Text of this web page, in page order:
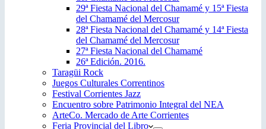
29ª Fiesta Nacional del Chamamé y 15ª Fiesta
del Chamamé del Mercosur
28ª Fiesta Nacional del Chamamé y 14ª Fiesta
del Chamamé del Mercosur
27ª Fiesta Nacional del Chamamé
26ª Edición. 2016.
Taragüi Rock
Juegos Culturales Correntinos
Festival Corrientes Jazz
Encuentro sobre Patrimonio Integral del NEA
ArteCo. Mercado de Arte Corrientes
Feria Provincial del Libro